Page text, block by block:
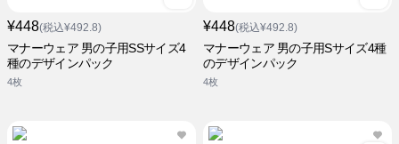
¥448(税込¥492.8)
マナーウェア 男の子用SSサイズ4
種のデザインパック
4枚
¥448(税込¥492.8)
マナーウェア 男の子用Sサイズ4種
のデザインパック
4枚